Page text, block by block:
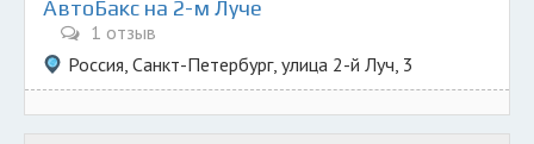
АвтоБакс на 2-м Луче
1 отзыв
Россия, Санкт-Петербург, улица 2-й Луч, 3